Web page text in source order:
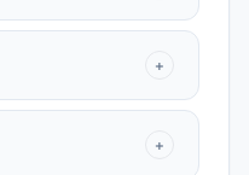
+
+